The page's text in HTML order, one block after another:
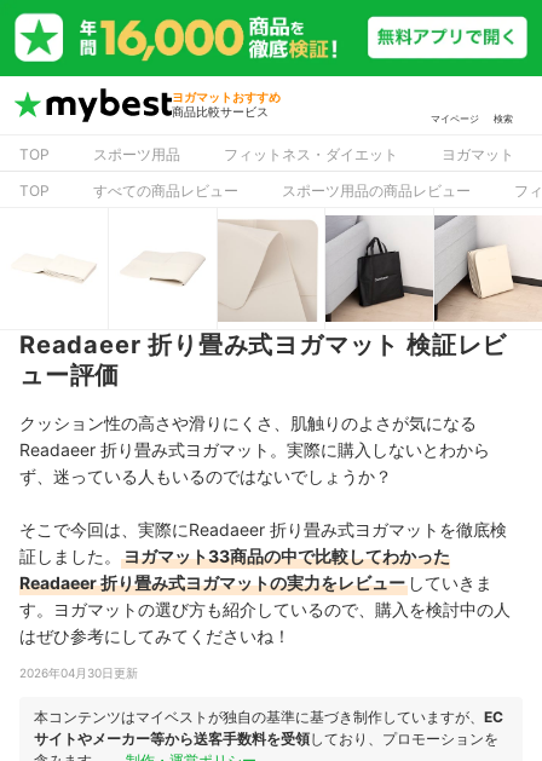
ヨガマットおすすめ
商品比較サービス
マイページ 検索
TOP スポーツ用品 フィットネス・ダイエット
ヨガマット
TOP
すべての商品レビュー スポーツ用品の商品レビュー フ
Readaeer 折り畳み式ヨガマット 検証レビ
ュー評価
クッション性の高さや滑りにくさ、肌触りのよさが気になる
Readaeer 折り畳み式ヨガマット。実際に購入しないとわから
ず、迷っている人もいるのではないでしょうか？
そこで今回は、実際にReadaeer 折り畳み式ヨガマットを徹底検
証しました。
ヨガマット33商品の中で比較してわかった
Readaeer 折り畳み式ヨガマットの実力をレビュー していきま
す。ヨガマットの選び方も紹介しているので、購入を検討中の人
はぜひ参考にしてみてくださいね！
2026年04月30日更新
本コンテンツはマイベストが独自の基準に基づき制作していますが、 EC
サイトやメーカー等から送客手数料を受領しており、プロモーションを